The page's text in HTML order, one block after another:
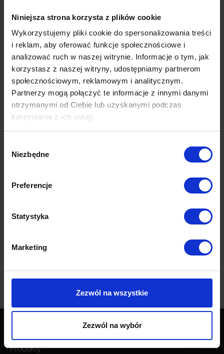
Niniejsza strona korzysta z plików cookie
Wykorzystujemy pliki cookie do spersonalizowania treści
i reklam, aby oferować funkcje społecznościowe i
analizować ruch w naszej witrynie. Informacje o tym, jak
korzystasz z naszej witryny, udostępniamy partnerom
społecznościowym, reklamowym i analitycznym.
Partnerzy mogą połączyć te informacje z innymi danymi
otrzymanymi od Ciebie lub uzyskanymi podczas
korzystania z ich usług.
zgody
Niezbędne
Preferencje
Statystyka
Marketing
Zezwól na wszystkie
Zezwól na wybór
Dane firmy:
RAMARO Radosław Jóźwiak spółka komandytowa
ul. Półwiejska 38
62-025 Kostrzyn
NIP 777-21-15-876
Biuro Obsługi Klienta
787 091 180 787 091 182
Poniedziałek - Piątek 9:00 - 18:00
Masz pytanie, na które nie znalazłeś odpowiedzi na naszej stronie? Napisz
Produkty